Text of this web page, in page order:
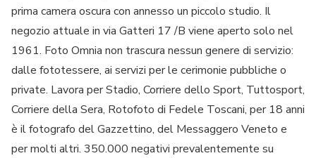
prima camera oscura con annesso un piccolo studio. Il
negozio attuale in via Gatteri 17 /B viene aperto solo nel
1961. Foto Omnia non trascura nessun genere di servizio:
dalle fototessere, ai servizi per le cerimonie pubbliche o
private. Lavora per Stadio, Corriere dello Sport, Tuttosport,
Corriere della Sera, Rotofoto di Fedele Toscani, per 18 anni
è il fotografo del Gazzettino, del Messaggero Veneto e
per molti altri. 350.000 negativi prevalentemente su